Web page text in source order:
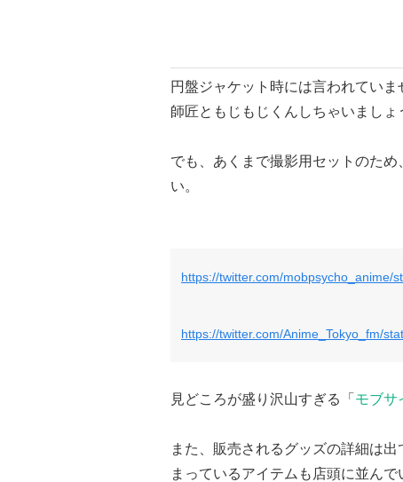
円盤ジャケット時には言われてい
師匠ともじもじくんしちゃいましょ
でも、あくまで撮影用セットのた
い。
https://twitter.com/mobpsycho_anime/
https://twitter.com/Anime_Tokyo_fm/
見どころが盛り沢山すぎる「 モブサ
また、販売されるグッズの詳細は
まっているアイテムも店頭に並んで